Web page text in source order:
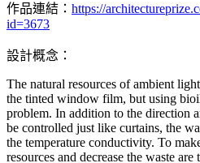
作品連結： https://
id=3673
設計概念：
The natural resources of ambient
the tinted window film, but using
problem. In addition to the direction
be controlled just like curtains, the
the temperature conductivity. To
resources and decrease the waste